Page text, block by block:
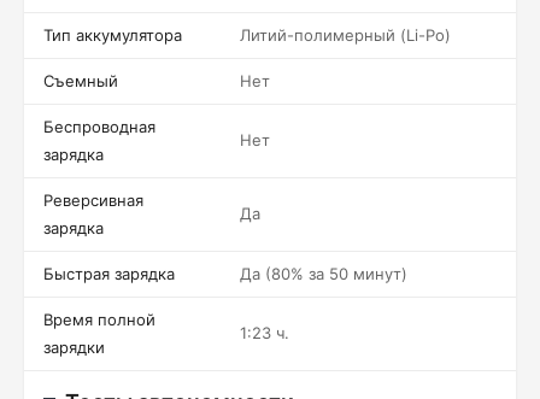
Тип аккумулятора Литий-полимерный (Li-Po)
Съемный Нет
Беспроводная
зарядка
Нет
Реверсивная
зарядка
Да
Быстрая зарядка Да (80% за 50 минут)
Время полной
зарядки
1:23 ч.